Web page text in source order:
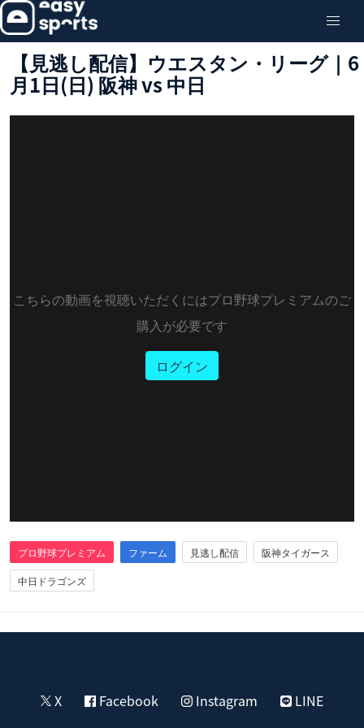
【見逃し配信】ウエスタン・リーグ｜6
月1日(日) 阪神 vs 中日
こちらの動画を視聴いただくにはプロ野球プレミアムのご
購入が必要です
ログイン
プロ野球プレミアム ファーム 見逃し配信
阪神タイガース
中日ドラゴンズ
X Facebook Instagram LINE